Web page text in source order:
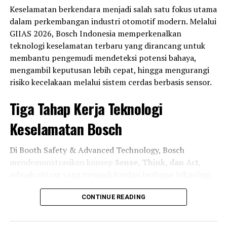
RELATED TOPICS: HONDA
JAPAN
MEDIA OTOMOTIF INDONESIA
N-SERIES NGASPAL TV
“Toyota Hilux Rangga SUV: Kabin Luas dan Fitur
Premium dengan Harga Kompetitif”
Toyota bZ3X: Mobil Listrik SUV Perdana dengan Fitur
Futuristik dan Harga Menarik
Keselamatan berkendara menjadi salah satu fokus utama
dalam perkembangan industri otomotif modern. Melalui
GIIAS 2026, Bosch Indonesia memperkenalkan
teknologi keselamatan terbaru yang dirancang untuk
membantu pengemudi mendeteksi potensi bahaya,
mengambil keputusan lebih cepat, hingga mengurangi
risiko kecelakaan melalui sistem cerdas berbasis sensor.
Tiga Tahap Kerja Teknologi
Keselamatan Bosch
Di Booth Safety & Advanced Technology, Bosch
mendemonstrasikan konsep Sense, Think, dan Act
keselamatan aktif (Active Safety) pada kendaraan
Tahap pertama adalahSense, di mana kendaraan
CONTINUE READING